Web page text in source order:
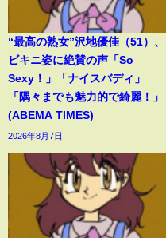
“最高の熟女”沢地優佳（51）、
ビキニ姿に絶賛の声「So
Sexy！」「ナイスバディ」
「隅々までも魅力的で綺麗！」
(ABEMA TIMES)
2026年8月7日